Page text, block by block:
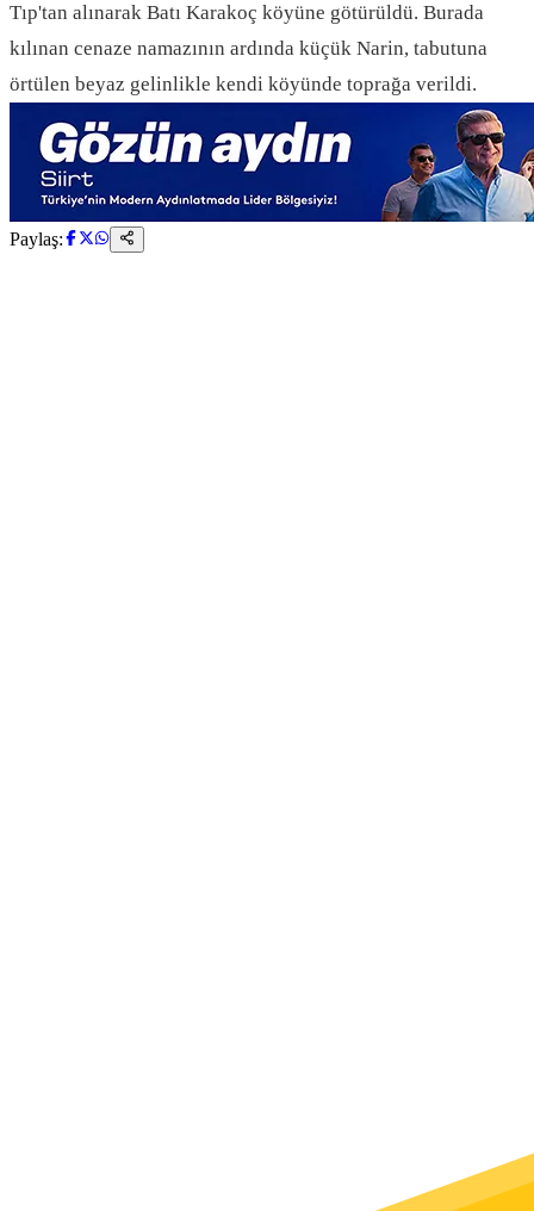
Tıp'tan alınarak Batı Karakoç köyüne götürüldü. Burada
kılınan cenaze namazının ardında küçük Narin, tabutuna
örtülen beyaz gelinlikle kendi köyünde toprağa verildi.
Paylaş: